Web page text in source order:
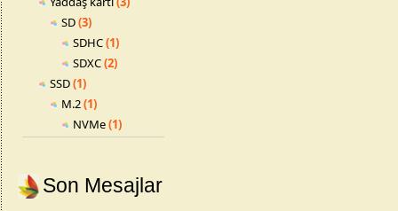
SD(3)
SDHC(1)
SDXC(2)
SSD(1)
M.2(1)
NVMe(1)
Son Mesajlar